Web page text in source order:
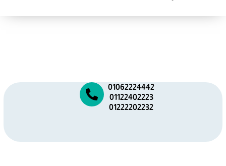
01062224442
01122402223
01222202232